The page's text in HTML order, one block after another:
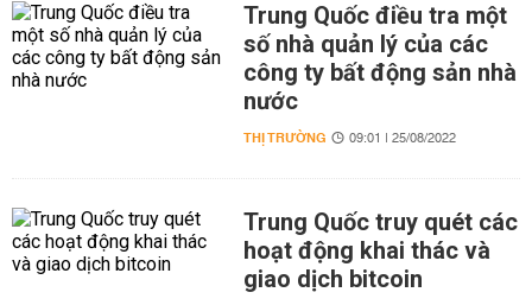
Trung Quốc điều tra một
số nhà quản lý của các
công ty bất động sản nhà
nước
THỊ TRƯỜNG 09:01 | 25/08/2022
Trung Quốc truy quét các
hoạt động khai thác và
giao dịch bitcoin